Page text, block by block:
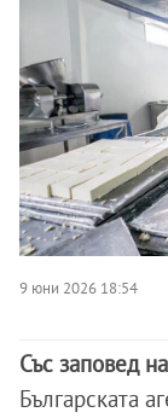
9 юни 2026 18:54
Със заповед
Българската